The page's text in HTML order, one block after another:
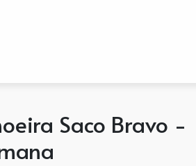
Saco Bravo -